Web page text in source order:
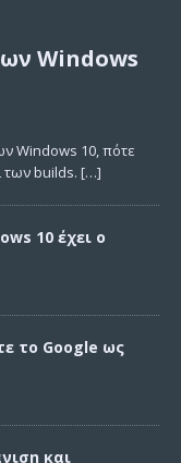
Windows
Windows 10, πότε
των builds. […]
10 έχει ο
το Google ως
και